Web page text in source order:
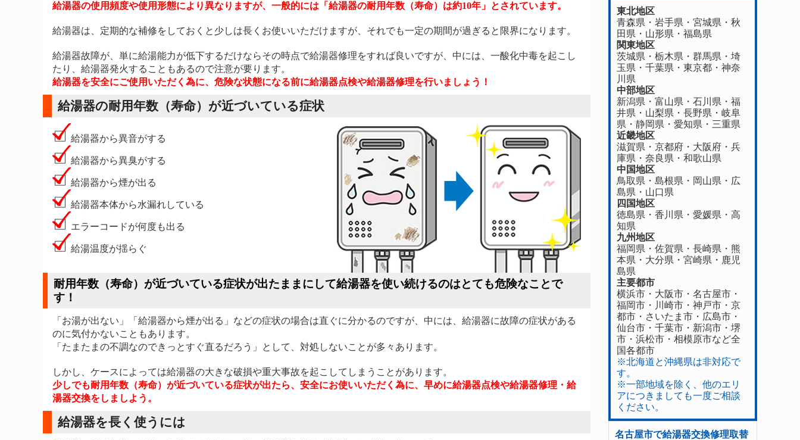
給湯器の使用頻度や使用形態により異なりますが、一般的には「給湯器の耐用年数（寿命）は約10年」とされています。
給湯器は、定期的な補修をしておくと少しは長くお使いいただけますが、それでも一定の期間が過ぎると限界になります。
給湯器故障が、単に給湯能力が低下するだけならその時点で給湯器修理をすれば良いですが、中には、一酸化中毒を起こし
たり、給湯器発火することもあるので注意が要ります。
給湯器を安全にご使用いただく為に、危険な状態になる前に給湯器点検や給湯器修理を行いましょう！
給湯器の耐用年数（寿命）が近づいている症状
給湯器から異音がする
給湯器から異臭がする
給湯器から煙が出る
給湯器本体から水漏れしている
エラーコードが何度も出る
給湯温度が揺らぐ
耐用年数（寿命）が近づいている症状が出たままにして給湯器を使い続けるのはとても危険なことで
す！
「お湯が出ない」「給湯器から煙が出る」などの症状の場合は直ぐに分かるのですが、中には、給湯器に故障の症状がある
のに気付かないこともあります。
「たまたまの不調なのできっとすぐ直るだろう」として、対処しないことが多々あります。
しかし、ケースによっては給湯器の大きな破損や重大事故を起こしてしまうことがあります。
少しでも耐用年数（寿命）が近づいている症状が出たら、安全にお使いいただく為に、早めに給湯器点検や給湯器修理・給
湯器交換をしましよう。
給湯器を長く使うには
東北地区
青森県 ・ 岩手県 ・ 宮城県 ・ 秋
田県 ・ 山形県 ・ 福島県
関東地区
茨城県 ・ 栃木県 ・ 群馬県 ・ 埼
玉県 ・ 千葉県 ・ 東京都 ・ 神奈
川県
中部地区
新潟県 ・ 富山県 ・ 石川県 ・ 福
井県 ・ 山梨県 ・ 長野県 ・ 岐阜
県 ・ 静岡県 ・ 愛知県 ・ 三重県
近畿地区
滋賀県 ・ 京都府 ・ 大阪府 ・ 兵
庫県 ・ 奈良県 ・ 和歌山県
中国地区
鳥取県 ・ 島根県 ・ 岡山県 ・ 広
島県 ・ 山口県
四国地区
徳島県 ・香川県・ 愛媛県 ・ 高
知県
九州地区
福岡県 ・ 佐賀県 ・長崎県・ 熊
本県 ・ 大分県 ・ 宮崎県 ・ 鹿児
島県
主要都市
横浜市・大阪市・名古屋市・
福岡市・川崎市・神戸市・京
都市・さいたま市・広島市・
仙台市・千葉市・新潟市・堺
市・浜松市・相模原市など全
国各都市
※北海道と沖縄県は非対応で
す。
※一部地域を除く、他のエリ
アにつきましても一度ご相談
ください。
名古屋市で給湯器交換修理取替